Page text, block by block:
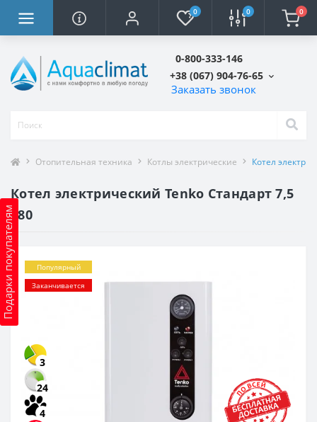
0 0 0
0-800-333-146
+38 (067) 904-76-65
Заказать звонок
Подарки покупателям
Отопительная техника Котлы электрические Котел
Котел электрический Tenko Стандарт 7,5
380
Популярный
Заканчивается
3
24
4